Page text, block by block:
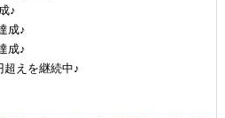
♪
成♪
成♪
えを継続中♪